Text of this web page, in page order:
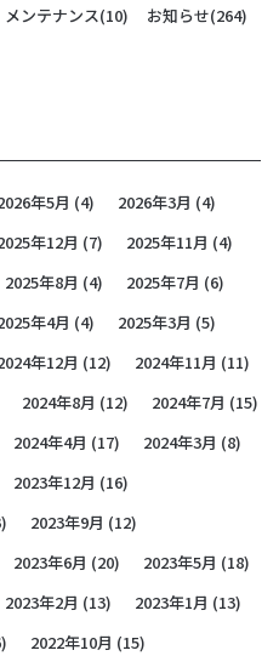
メンテナンス(10) お知らせ(264)
年5月 (4) 2026年3月 (4)
年12月 (7) 2025年11月 (4)
2025年8月 (4) 2025年7月 (6)
年4月 (4) 2025年3月 (5)
年12月 (12) 2024年11月 (11)
2024年8月 (12) 2024年7月 (15)
2024年4月 (17) 2024年3月 (8)
2023年12月 (16)
2023年9月 (12)
2023年6月 (20) 2023年5月 (18)
2023年2月 (13) 2023年1月 (13)
2022年10月 (15)